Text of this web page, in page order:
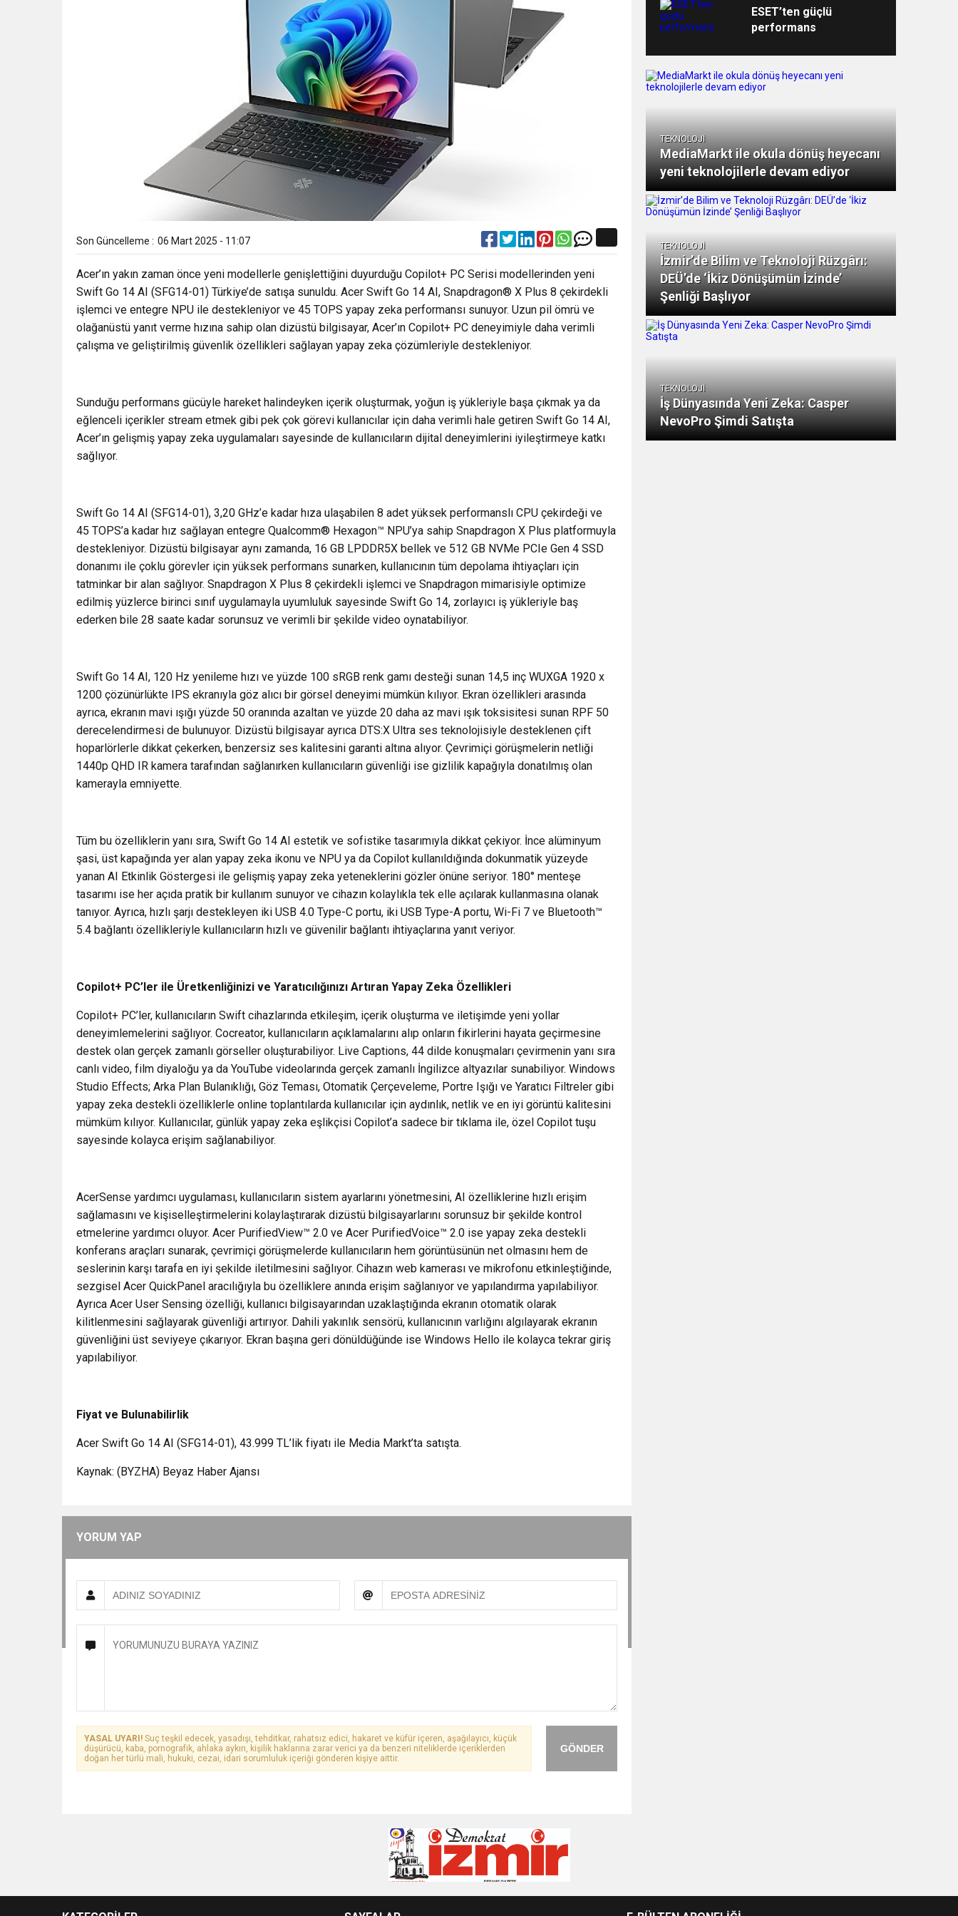
Son Güncelleme : 06 Mart 2025 - 11:07
Acer’ın yakın zaman önce yeni modellerle genişlettiğini duyurduğu Copilot+ PC Serisi modellerinden yeni
Swift Go 14 AI (SFG14-01) Türkiye’de satışa sunuldu. Acer Swift Go 14 AI, Snapdragon® X Plus 8 çekirdekli
işlemci ve entegre NPU ile destekleniyor ve 45 TOPS yapay zeka performansı sunuyor. Uzun pil ömrü ve
olağanüstü yanıt verme hızına sahip olan dizüstü bilgisayar, Acer’ın Copilot+ PC deneyimiyle daha verimli
çalışma ve geliştirilmiş güvenlik özellikleri sağlayan yapay zeka çözümleriyle destekleniyor.
Sunduğu performans gücüyle hareket halindeyken içerik oluşturmak, yoğun iş yükleriyle başa çıkmak ya da
eğlenceli içerikler stream etmek gibi pek çok görevi kullanıcılar için daha verimli hale getiren Swift Go 14 AI,
Acer’ın gelişmiş yapay zeka uygulamaları sayesinde de kullanıcıların dijital deneyimlerini iyileştirmeye katkı
sağlıyor.
Swift Go 14 AI (SFG14-01), 3,20 GHz’e kadar hıza ulaşabilen 8 adet yüksek performanslı CPU çekirdeği ve
45 TOPS’a kadar hız sağlayan entegre Qualcomm® Hexagon™ NPU’ya sahip Snapdragon X Plus platformuyla
destekleniyor. Dizüstü bilgisayar aynı zamanda, 16 GB LPDDR5X bellek ve 512 GB NVMe PCIe Gen 4 SSD
donanımı ile çoklu görevler için yüksek performans sunarken, kullanıcının tüm depolama ihtiyaçları için
tatminkar bir alan sağlıyor. Snapdragon X Plus 8 çekirdekli işlemci ve Snapdragon mimarisiyle optimize
edilmiş yüzlerce birinci sınıf uygulamayla uyumluluk sayesinde Swift Go 14, zorlayıcı iş yükleriyle baş
ederken bile 28 saate kadar sorunsuz ve verimli bir şekilde video oynatabiliyor.
Swift Go 14 AI, 120 Hz yenileme hızı ve yüzde 100 sRGB renk gamı desteği sunan 14,5 inç WUXGA 1920 x
1200 çözünürlükte IPS ekranıyla göz alıcı bir görsel deneyimi mümkün kılıyor. Ekran özellikleri arasında
ayrıca, ekranın mavi ışığı yüzde 50 oranında azaltan ve yüzde 20 daha az mavi ışık toksisitesi sunan RPF 50
derecelendirmesi de bulunuyor. Dizüstü bilgisayar ayrıca DTS:X Ultra ses teknolojisiyle desteklenen çift
hoparlörlerle dikkat çekerken, benzersiz ses kalitesini garanti altına alıyor. Çevrimiçi görüşmelerin netliği
1440p QHD IR kamera tarafından sağlanırken kullanıcıların güvenliği ise gizlilik kapağıyla donatılmış olan
kamerayla emniyette.
Tüm bu özelliklerin yanı sıra, Swift Go 14 AI estetik ve sofistike tasarımıyla dikkat çekiyor. İnce alüminyum
şasi, üst kapağında yer alan yapay zeka ikonu ve NPU ya da Copilot kullanıldığında dokunmatik yüzeyde
yanan AI Etkinlik Göstergesi ile gelişmiş yapay zeka yeteneklerini gözler önüne seriyor. 180° menteşe
tasarımı ise her açıda pratik bir kullanım sunuyor ve cihazın kolaylıkla tek elle açılarak kullanmasına olanak
tanıyor. Ayrıca, hızlı şarjı destekleyen iki USB 4.0 Type-C portu, iki USB Type-A portu, Wi-Fi 7 ve Bluetooth™
5.4 bağlantı özellikleriyle kullanıcıların hızlı ve güvenilir bağlantı ihtiyaçlarına yanıt veriyor.
Copilot+ PC’ler ile Üretkenliğinizi ve Yaratıcılığınızı Artıran Yapay Zeka Özellikleri
Copilot+ PC’ler, kullanıcıların Swift cihazlarında etkileşim, içerik oluşturma ve iletişimde yeni yollar
deneyimlemelerini sağlıyor. Cocreator, kullanıcıların açıklamalarını alıp onların fikirlerini hayata geçirmesine
destek olan gerçek zamanlı görseller oluşturabiliyor. Live Captions, 44 dilde konuşmaları çevirmenin yanı sıra
canlı video, film diyaloğu ya da YouTube videolarında gerçek zamanlı İngilizce altyazılar sunabiliyor. Windows
Studio Effects; Arka Plan Bulanıklığı, Göz Teması, Otomatik Çerçeveleme, Portre Işığı ve Yaratıcı Filtreler gibi
yapay zeka destekli özelliklerle online toplantılarda kullanıcılar için aydınlık, netlik ve en iyi görüntü kalitesini
mümküm kılıyor. Kullanıcılar, günlük yapay zeka eşlikçisi Copilot’a sadece bir tıklama ile, özel Copilot tuşu
sayesinde kolayca erişim sağlanabiliyor.
AcerSense yardımcı uygulaması, kullanıcıların sistem ayarlarını yönetmesini, AI özelliklerine hızlı erişim
sağlamasını ve kişiselleştirmelerini kolaylaştırarak dizüstü bilgisayarlarını sorunsuz bir şekilde kontrol
etmelerine yardımcı oluyor. Acer PurifiedView™ 2.0 ve Acer PurifiedVoice™ 2.0 ise yapay zeka destekli
konferans araçları sunarak, çevrimiçi görüşmelerde kullanıcıların hem görüntüsünün net olmasını hem de
seslerinin karşı tarafa en iyi şekilde iletilmesini sağlıyor. Cihazın web kamerası ve mikrofonu etkinleştiğinde,
sezgisel Acer QuickPanel aracılığıyla bu özelliklere anında erişim sağlanıyor ve yapılandırma yapılabiliyor.
Ayrıca Acer User Sensing özelliği, kullanıcı bilgisayarından uzaklaştığında ekranın otomatik olarak
kilitlenmesini sağlayarak güvenliği artırıyor. Dahili yakınlık sensörü, kullanıcının varlığını algılayarak ekranın
güvenliğini üst seviyeye çıkarıyor. Ekran başına geri dönüldüğünde ise Windows Hello ile kolayca tekrar giriş
yapılabiliyor.
Fiyat ve Bulunabilirlik
Acer Swift Go 14 AI (SFG14-01), 43.999 TL’lik fiyatı ile Media Markt’ta satışta.
Kaynak: (BYZHA) Beyaz Haber Ajansı
YORUM YAP
GÖNDER
YASAL UYARI! Suç teşkil edecek, yasadışı, tehditkar, rahatsız edici, hakaret ve küfür içeren, aşağılayıcı, küçük
düşürücü, kaba, pornografik, ahlaka aykırı, kişilik haklarına zarar verici ya da benzeri niteliklerde içeriklerden
doğan her türlü mali, hukuki, cezai, idari sorumluluk içeriği gönderen kişiye aittir.
ESET’ten güçlü
performans
TEKNOLOJİ
MediaMarkt ile okula dönüş heyecanı
yeni teknolojilerle devam ediyor
TEKNOLOJİ
İzmir’de Bilim ve Teknoloji Rüzgârı:
DEÜ’de ‘İkiz Dönüşümün İzinde’
Şenliği Başlıyor
TEKNOLOJİ
İş Dünyasında Yeni Zeka: Casper
NevoPro Şimdi Satışta